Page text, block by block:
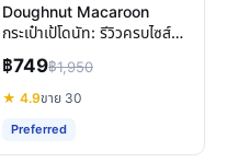
Doughnut Macaroon
กระเป๋าเป้โดนัท: รีวิวครบไซส์
Mini & Classic เลือกยังไงดี
฿749฿1,950
★ 4.9ขาย 30
Preferred